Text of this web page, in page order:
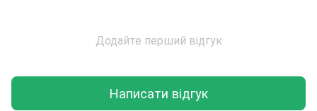
Додайте перший відгук
Написати відгук